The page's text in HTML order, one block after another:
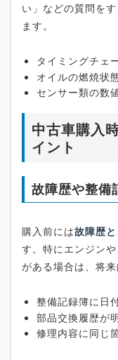
い」などの質問を
ます。
タイミングチェ
オイルの燃焼状
センサー類の数
中古車購入
イント
故障歴や整備
購入前には故障歴
す。特にエンジン
がある場合は、将
整備記録簿に日
部品交換履歴が
修理内容に同じ